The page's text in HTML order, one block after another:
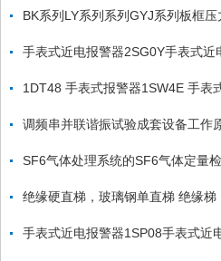
SF6气体处理系统的SF6气体定量